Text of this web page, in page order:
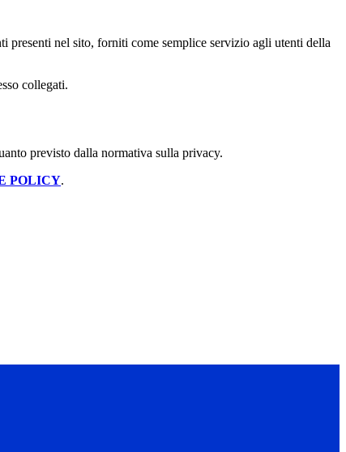
presenti nel sito, forniti come semplice servizio agli utenti della
collegati.
previsto dalla normativa sulla privacy.
POLICY.